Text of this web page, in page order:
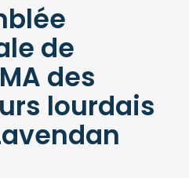
de
des
lourdais